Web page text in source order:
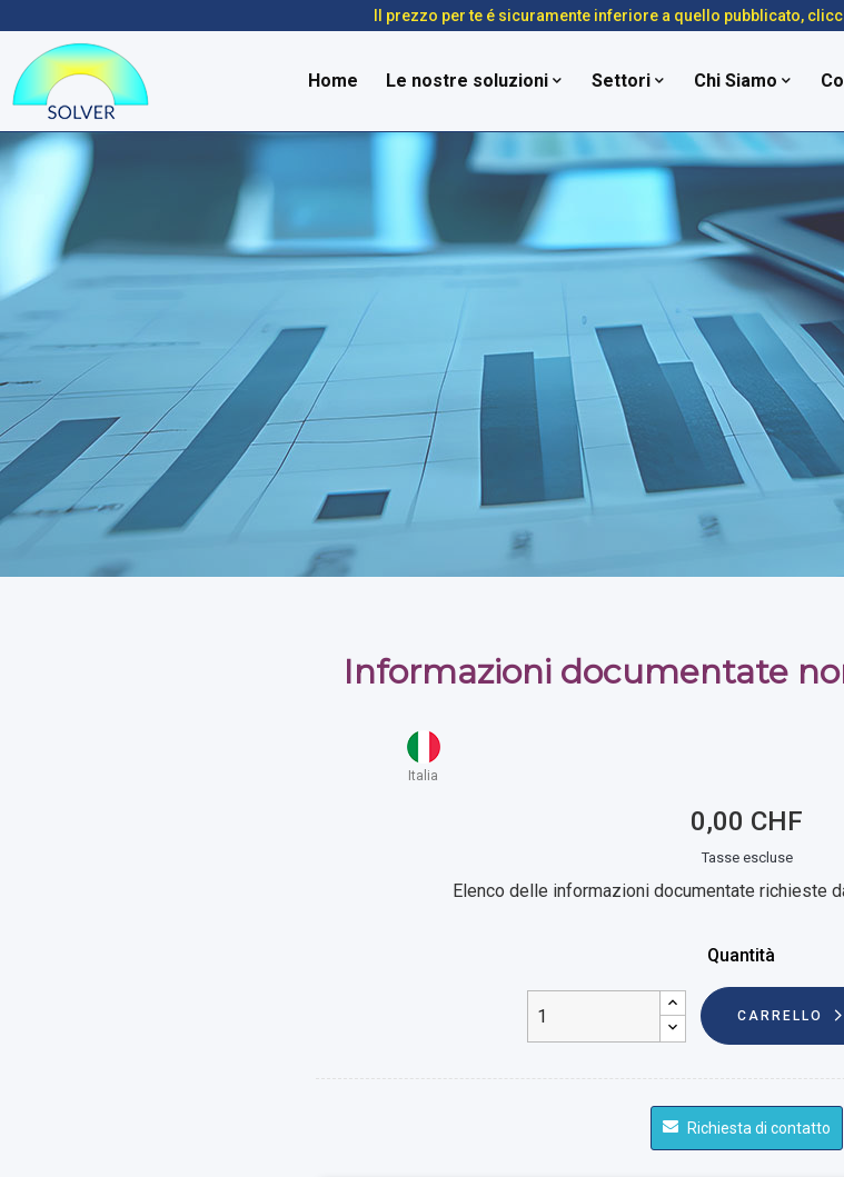
Il prezzo per te é sicuramente inferiore a quello pubblicato,
Home Le nostre soluzioni Settori Chi Siamo
Informazioni documentate
Italia
0,00 CHF
Tasse escluse
Elenco delle informazioni documentate richieste
Quantità
CARRELLO
Richiesta di contatto